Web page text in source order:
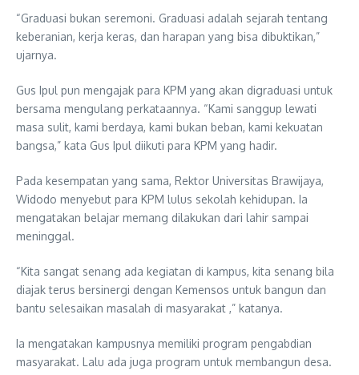
“Graduasi bukan seremoni. Graduasi adalah sejarah tentang
keberanian, kerja keras, dan harapan yang bisa dibuktikan,”
ujarnya.
Gus Ipul pun mengajak para KPM yang akan digraduasi untuk
bersama mengulang perkataannya. “Kami sanggup lewati
masa sulit, kami berdaya, kami bukan beban, kami kekuatan
bangsa,” kata Gus Ipul diikuti para KPM yang hadir.
Pada kesempatan yang sama, Rektor Universitas Brawijaya,
Widodo menyebut para KPM lulus sekolah kehidupan. Ia
mengatakan belajar memang dilakukan dari lahir sampai
meninggal.
“Kita sangat senang ada kegiatan di kampus, kita senang bila
diajak terus bersinergi dengan Kemensos untuk bangun dan
bantu selesaikan masalah di masyarakat ,” katanya.
Ia mengatakan kampusnya memiliki program pengabdian
masyarakat. Lalu ada juga program untuk membangun desa.